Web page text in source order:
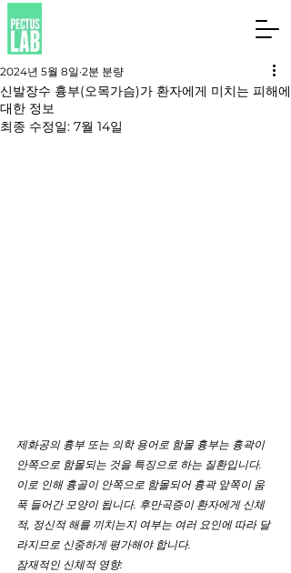
신발장수 흉부(오목가슴)가 환자에게 미치는 피해에
대한 정보
2024년 5월 8일 2분 분량
최종 수정일: 7월 14일
제화공의 흉부 또는 의학 용어로 함몰 흉부는 흉곽이
안쪽으로 함몰되는 것을 특징으로 하는 질환입니다.
이로 인해 흉골이 안쪽으로 함몰되어 흉곽 앞쪽이 움
푹 들어간 모양이 됩니다. 후만곡증이 환자에게 신체
적, 정신적 해를 끼치는지 여부는 여러 요인에 따라 달
라지므로 신중하게 평가해야 합니다.
잠재적인 신체적 영향: